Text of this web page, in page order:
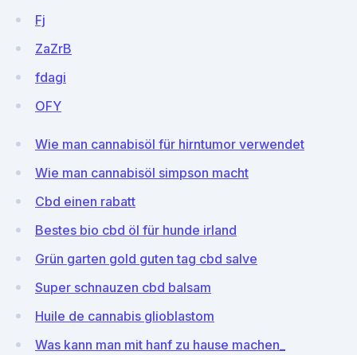
Fj
ZaZrB
fdagi
OFY
Wie man cannabisöl für hirntumor verwendet
Wie man cannabisöl simpson macht
Cbd einen rabatt
Bestes bio cbd öl für hunde irland
Grün garten gold guten tag cbd salve
Super schnauzen cbd balsam
Huile de cannabis glioblastom
Was kann man mit hanf zu hause machen_